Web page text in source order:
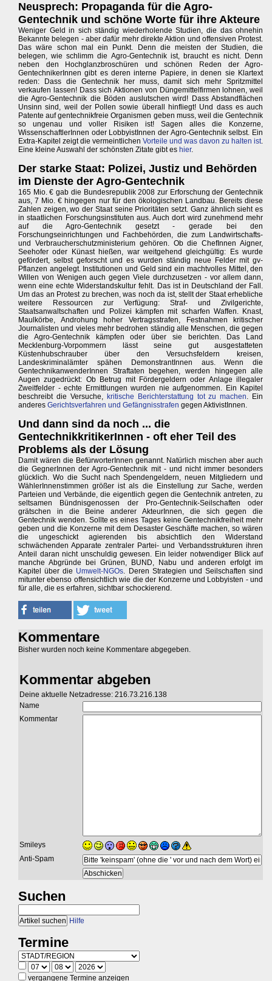
Neusprech: Propaganda für die Agro-
Gentechnik und schöne Worte für ihre Akteure
Weniger Geld in sich ständig wiederholende Studien, die das ohnehin
Bekannte belegen - aber dafür mehr direkte Aktion und offensiven Protest.
Das wäre schon mal ein Punkt. Denn die meisten der Studien, die
belegen, wie schlimm die Agro-Gentechnik ist, braucht es nicht. Denn
neben den Hochglanzbroschüren und schönen Reden der Agro-
GentechnikerInnen gibt es deren interne Papiere, in denen sie Klartext
reden: Dass die Gentechnik her muss, damit sich mehr Spritzmittel
verkaufen lassen! Dass sich Aktionen von Düngemittelfirmen lohnen, weil
die Agro-Gentechnik die Böden auslutschen wird! Dass Abstandflächen
Unsinn sind, weil der Pollen sowie überall hinfliegt! Und dass es auch
Patente auf gentechnikfreie Organismen geben muss, weil die Gentechnik
so ungenau und voller Risiken ist! Sagen alles die Konzerne,
WissenschaftlerInnen oder LobbyistInnen der Agro-Gentechnik selbst. Ein
Extra-Kapitel zeigt die vermeintlichenVorteile und was davon zu halten ist.
Eine kleine Auswahl der schönsten Zitate gibt es hier.
Der starke Staat: Polizei, Justiz und Behörden
im Dienste der Agro-Gentechnik
165 Mio. € gab die Bundesrepublik 2008 zur Erforschung der Gentechnik
aus, 7 Mio. € hingegen nur für den ökologischen Landbau. Bereits diese
Zahlen zeigen, wo der Staat seine Prioritäten setzt. Ganz ähnlich sieht es
in staatlichen Forschungsinstituten aus. Auch dort wird zunehmend mehr
auf die Agro-Gentechnik gesetzt - gerade bei den
Forschungseinrichtungen und Fachbehörden, die zum Landwirtschafts-
und Verbraucherschutzministerium gehören. Ob die ChefInnen Aigner,
Seehofer oder Künast hießen, war weitgehend gleichgültig: Es wurde
gefördert, selbst geforscht und es wurden ständig neue Felder mit gv-
Pflanzen angelegt. Institutionen und Geld sind ein machtvolles Mittel, den
Willen von Wenigen auch gegen Viele durchzusetzen - vor allem dann,
wenn eine echte Widerstandskultur fehlt. Das ist in Deutschland der Fall.
Um das an Protest zu brechen, was noch da ist, stellt der Staat erhebliche
weitere Ressourcen zur Verfügung: Straf- und Zivilgerichte,
Staatsanwaltschaften und Polizei kämpfen mit scharfen Waffen. Knast,
Maulkörbe, Androhung hoher Vertragsstrafen, Festnahmen kritischer
Journalisten und vieles mehr bedrohen ständig alle Menschen, die gegen
die Agro-Gentechnik kämpfen oder über sie berichten. Das Land
Mecklenburg-Vorpommern lässt seine gut ausgestatteten
Küstenhubschrauber über den Versuchsfeldern kreisen,
Landeskriminalämter spähen DemonstrantInnen aus. Wenn die
GentechnikanwenderInnen Straftaten begehen, werden hingegen alle
Augen zugedrückt: Ob Betrug mit Fördergeldern oder Anlage illegaler
Zweitfelder - echte Ermittlungen wurden nie aufgenommen. Ein Kapitel
beschreibt die Versuche, kritische Berichterstattung tot zu machen. Ein
anderes Gerichtsverfahren und Gefängnisstrafen gegen AktivistInnen.
Und dann sind da noch ... die
GentechnikkritikerInnen - oft eher Teil des
Problems als der Lösung
Damit wären die BefürworterInnen genannt. Natürlich mischen aber auch
die GegnerInnen der Agro-Gentechnik mit - und nicht immer besonders
glücklich. Wo die Sucht nach Spendengeldern, neuen Mitgliedern und
WählerInnenstimmen größer ist als die Einstellung zur Sache, werden
Parteien und Verbände, die eigentlich gegen die Gentechnik antreten, zu
seltsamen Bündnisgenossen der Pro-Gentechnik-Seilschaften oder
grätschen in die Beine anderer AkteurInnen, die sich gegen die
Gentechnik wenden. Sollte es eines Tages keine Gentechnikfreiheit mehr
geben und die Konzerne mit dem Desaster Geschäfte machen, so wären
die ungeschickt agierenden bis absichtlich den Widerstand
schwächenden Apparate zentraler Partei- und Verbandsstrukturen ihren
Anteil daran nicht unschuldig gewesen. Ein leider notwendiger Blick auf
manche Abgründe bei Grünen, BUND, Nabu und anderen erfolgt im
Kapitel über die Umwelt-NGOs. Deren Strategien und Seilschaften sind
mitunter ebenso offensichtlich wie die der Konzerne und Lobbyisten - und
für alle, die es erfahren, sichtbar schockierend.
Kommentare
Bisher wurden noch keine Kommentare abgegeben.
Kommentar abgeben
Deine aktuelle Netzadresse: 216.73.216.138
Name
Kommentar
Smileys
Anti-Spam
Suchen
Hilfe
Termine
vergangene Termine anzeigen